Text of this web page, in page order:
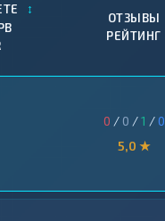
↕
ОТЗЫВЫ
РЕЙТИНГ
0 / 0 /1 /0
5,0 ★